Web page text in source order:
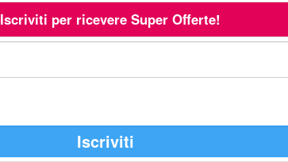
Iscriviti per ricevere Super Offerte!
Iscriviti